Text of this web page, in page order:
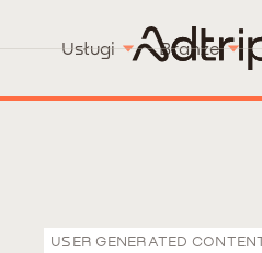
Usługi Branże
USER GENERATED